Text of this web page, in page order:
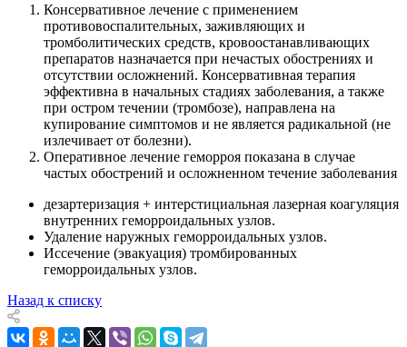
Консервативное лечение с применением
противовоспалительных, заживляющих и
тромболитических средств, кровоостанавливающих
препаратов назначается при нечастых обострениях и
отсутствии осложнений. Консервативная терапия
эффективна в начальных стадиях заболевания, а также
при остром течении (тромбозе), направлена на
купирование симптомов и не является радикальной (не
излечивает от болезни).
Оперативное лечение геморроя показана в случае
частых обострений и осложненном течение заболевания
дезартеризация + интерстициальная лазерная коагуляция
внутренних геморроидальных узлов.
Удаление наружных геморроидальных узлов.
Иссечение (эвакуация) тромбированных
геморроидальных узлов.
Назад к списку